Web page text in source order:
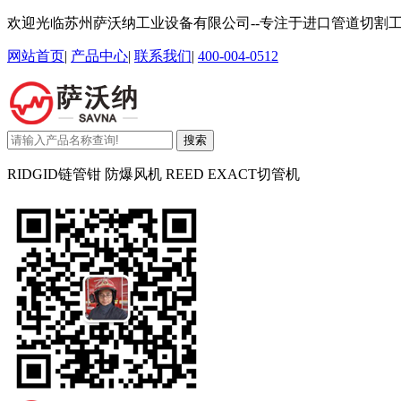
欢迎光临苏州萨沃纳工业设备有限公司--专注于进口管道切割
网站首页| 产品中心| 联系我们| 400-004-0512
搜索
RIDGID链管钳 防爆风机 REED EXACT切管机